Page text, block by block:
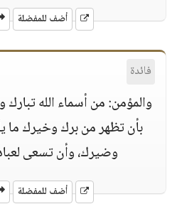
أضف للمفضلة
فائدة
والمؤمن: من أسماء الله تبارك
بأن تظهر من برك وخيرك ما
وضيرك، وأن تسعى
أضف للمفضلة